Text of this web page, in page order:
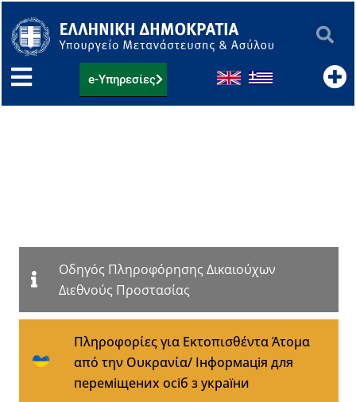
στο
περιεχόμενο
e-Υπηρεσίες
Οδηγός Πληροφόρησης Δικαιούχων
Διεθνούς Προστασίας
Πληροφορίες για Εκτοπισθέντα Άτομα
από την Ουκρανία/ Iнформація для
переміщених осіб з україни